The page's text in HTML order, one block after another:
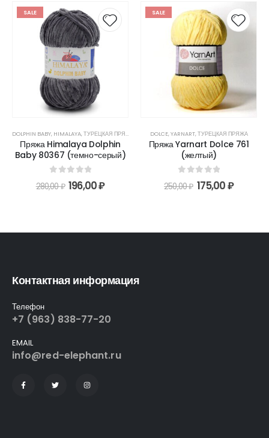
SALE
DOLPHIN BABY, HIMALAYA,ТУРЕЦКАЯ ПРЯЖА
Пряжа Himalaya Dolphin
Baby 80367 (темно-серый)
out of 5
280,00₽ 196,00₽
SALE
DOLCE,YARNART,ТУРЕЦКАЯ ПРЯЖА
Пряжа Yarnart Dolce 761
(желтый)
out of 5
250,00₽ 175,00₽
Контактная информация
Телефон
+7 (963) 838-77-20
EMAIL
info@red-elephant.ru